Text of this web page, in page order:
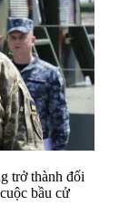
trở thành đối
bầu cử